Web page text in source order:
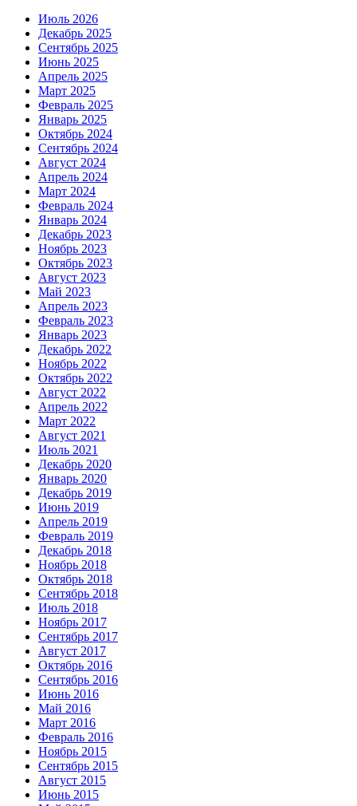
Июль 2026
Декабрь 2025
Сентябрь 2025
Июнь 2025
Апрель 2025
Март 2025
Февраль 2025
Январь 2025
Октябрь 2024
Сентябрь 2024
Август 2024
Апрель 2024
Март 2024
Февраль 2024
Январь 2024
Декабрь 2023
Ноябрь 2023
Октябрь 2023
Август 2023
Май 2023
Апрель 2023
Февраль 2023
Январь 2023
Декабрь 2022
Ноябрь 2022
Октябрь 2022
Август 2022
Апрель 2022
Март 2022
Август 2021
Июль 2021
Декабрь 2020
Январь 2020
Декабрь 2019
Июнь 2019
Апрель 2019
Февраль 2019
Декабрь 2018
Ноябрь 2018
Октябрь 2018
Сентябрь 2018
Июль 2018
Ноябрь 2017
Сентябрь 2017
Август 2017
Октябрь 2016
Сентябрь 2016
Июнь 2016
Май 2016
Март 2016
Февраль 2016
Ноябрь 2015
Сентябрь 2015
Август 2015
Июнь 2015